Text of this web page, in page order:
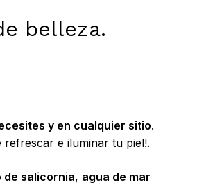
belleza.
y en cualquier sitio.
refrescar e iluminar tu piel!.
de salicornia, agua de mar